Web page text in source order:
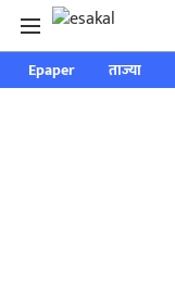
Epaper ताज्या